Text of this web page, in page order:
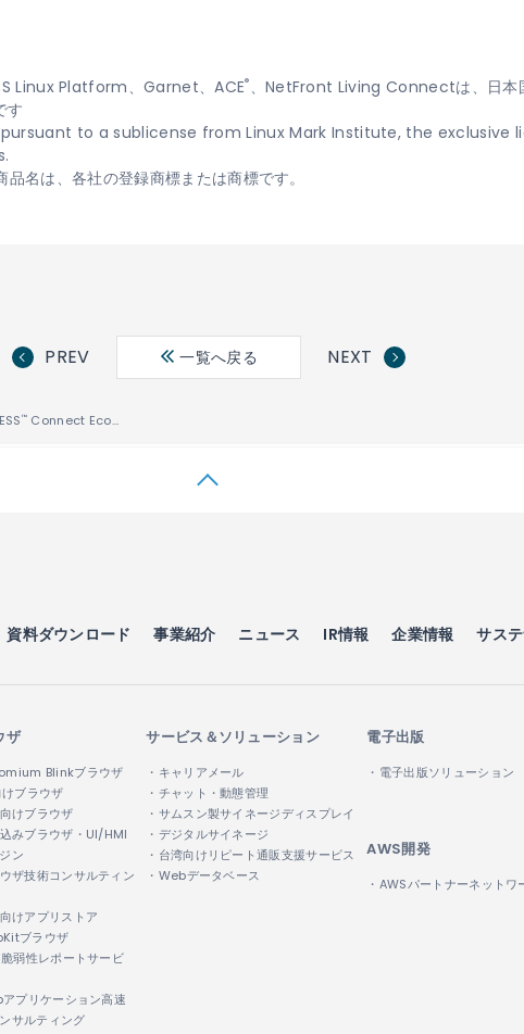
Linux Platform、Garnet、ACE®、NetFront Living Connectは、日本
す
to a sublicense from Linux Mark Institute, the exclusive
名は、各社の登録商標または商標です。
PREV 一覧へ戻る NEXT
™Connect Ecosystem」に新たなパートナーが加入しデジタルライフの構築に向けた統合ソリューションを推進
資料ダウンロード 事業紹介 ニュース IR情報 企業情報 サス
ザ
Blinkブラウザ
けブラウザ
向けブラウザ
込みブラウザ・UI/HMI
ン
ウザ技術コンサルティン
向けアプリストア
ブラウザ
脆弱性レポートサービ
アプリケーション高速
サルティング
サービス＆ソリューション
・キャリアメール
・チャット・動態管理
・サムスン製サイネージディスプレイ
・デジタルサイネージ
・台湾向けリピート通販支援サービス
・Webデータベース
電子出版
・電子出版ソリューション
AWS開発
・AWSパートナーネットワ